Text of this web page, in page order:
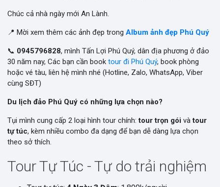
Chúc cả nhà ngày mới An Lành.
📍 Mời xem thêm các ảnh đẹp trong Album ảnh đẹp Phú Quý
📞 0945796828, mình Tấn Lợi Phú Quý, dân địa phương ở đảo
30 năm nay, Các bạn cần book tour đi Phú Quý, book phòng
hoặc vé tàu, liên hệ mình nhé (Hotline, Zalo, WhatsApp, Viber
cùng SĐT)
Du lịch đảo Phú Quý có những lựa chọn nào?
Tụi mình cung cấp 2 loại hình tour chính:tour trọn gói vàtour
tự túc, kèm nhiều combo đa dạng để bạn dễ dàng lựa chọn
theo sở thích.
Tour Tự Túc - Tự do trải nghiệm